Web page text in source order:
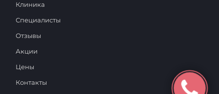
Клиника
Специалисты
Отзывы
Акции
Цены
Контакты